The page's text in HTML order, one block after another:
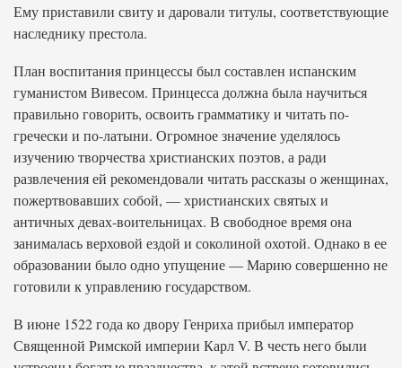
Ему приставили свиту и даровали титулы, соответствующие
наследнику престола.
План воспитания принцессы был составлен испанским
гуманистом Вивесом. Принцесса должна была научиться
правильно говорить, освоить грамматику и читать по-
гречески и по-латыни. Огромное значение уделялось
изучению творчества христианских поэтов, а ради
развлечения ей рекомендовали читать рассказы о женщинах,
пожертвовавших собой, — христианских святых и
античных девах-воительницах. В свободное время она
занималась верховой ездой и соколиной охотой. Однако в ее
образовании было одно упущение — Марию совершенно не
готовили к управлению государством.
В июне 1522 года ко двору Генриха прибыл император
Священной Римской империи Карл V. В честь него были